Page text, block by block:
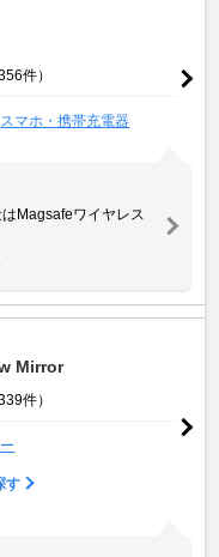
356件）
スマホ・携帯充電器
Magsafeワイヤレス
Mirror
339件）
す